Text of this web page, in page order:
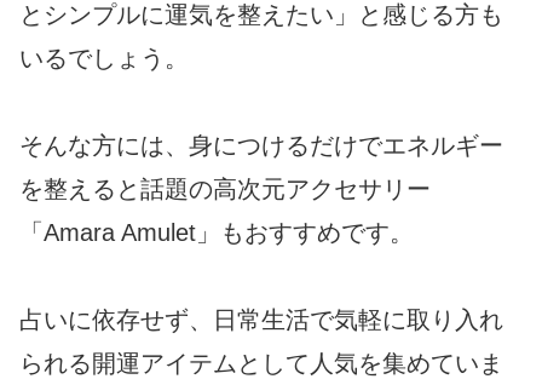
とシンプルに運気を整えたい」と感じる方も
いるでしょう。
そんな方には、身につけるだけでエネルギー
を整えると話題の高次元アクセサリー
「Amara Amulet」もおすすめです。
占いに依存せず、日常生活で気軽に取り入れ
られる開運アイテムとして人気を集めていま